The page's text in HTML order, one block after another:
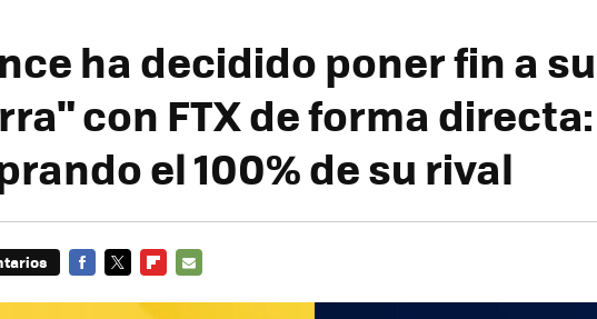
ha decidido poner fin a su
con FTX de forma directa:
el 100% de su rival